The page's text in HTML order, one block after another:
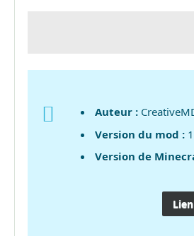
Auteur :
Version du mod :
Version de